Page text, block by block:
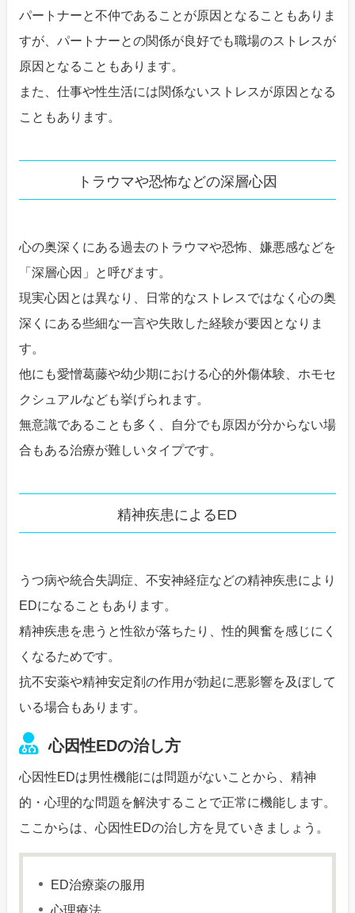
パートナーと不仲であることが原因となることもありま
すが、パートナーとの関係が良好でも職場のストレスが
原因となることもあります。
また、仕事や性生活には関係ないストレスが原因となる
こともあります。
トラウマや恐怖などの深層心因
心の奥深くにある過去のトラウマや恐怖、嫌悪感などを
「深層心因」と呼びます。
現実心因とは異なり、日常的なストレスではなく心の奥
深くにある些細な一言や失敗した経験が要因となりま
す。
他にも愛憎葛藤や幼少期における心的外傷体験、ホモセ
クシュアルなども挙げられます。
無意識であることも多く、自分でも原因が分からない場
合もある治療が難しいタイプです。
精神疾患によるED
うつ病や統合失調症、不安神経症などの精神疾患により
EDになることもあります。
精神疾患を患うと性欲が落ちたり、性的興奮を感じにく
くなるためです。
抗不安薬や精神安定剤の作用が勃起に悪影響を及ぼして
いる場合もあります。
心因性EDの治し方
心因性EDは男性機能には問題がないことから、精神
的・心理的な問題を解決することで正常に機能します。
ここからは、心因性EDの治し方を見ていきましょう。
ED治療薬の服用